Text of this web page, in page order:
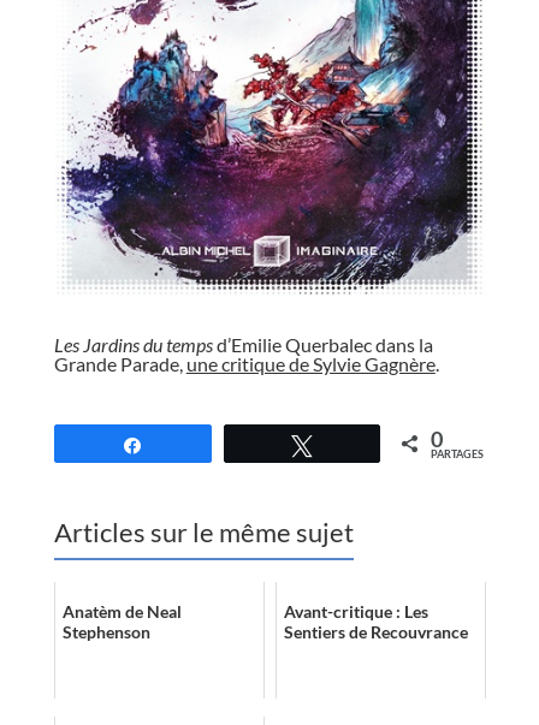
Les Jardins du tempsd’Emilie Querbalec dans la
Grande Parade, une critique de Sylvie Gagnère.
0
PARTAGES
Articles sur le même sujet
Anatèm de Neal
Stephenson
Avant-critique : Les
Sentiers de Recouvrance